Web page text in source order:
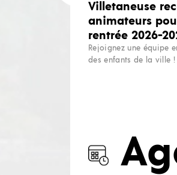
Villetaneuse
animateurs
rentrée 2026-
Rejoignez une équipe
des enfants de la ville !